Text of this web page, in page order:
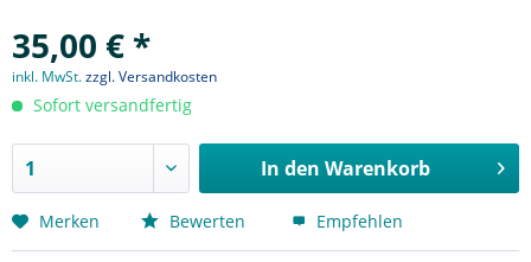
35,00 € *
inkl. MwSt.zzgl. Versandkosten
Sofort versandfertig
In den Warenkorb
Merken Bewerten Empfehlen